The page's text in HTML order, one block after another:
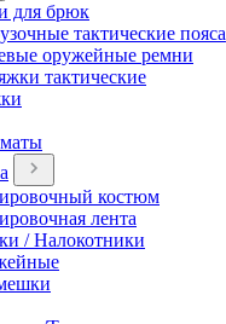
для брюк
тактические пояса
оружейные ремни
тактические
костюм
лента
/ Налокотники